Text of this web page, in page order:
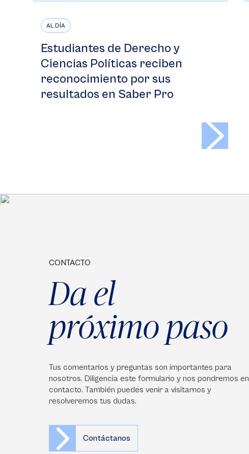
AL DÍA
Estudiantes de Derecho y
Ciencias Políticas reciben
reconocimiento por sus
resultados en Saber Pro
CONTACTO
Da el
próximo paso
Tus comentarios y preguntas son importantes para
nosotros. Diligencia este formulario y nos pondremos en
contacto. También puedes venir a visitarnos y
resolveremos tus dudas.
Contáctanos